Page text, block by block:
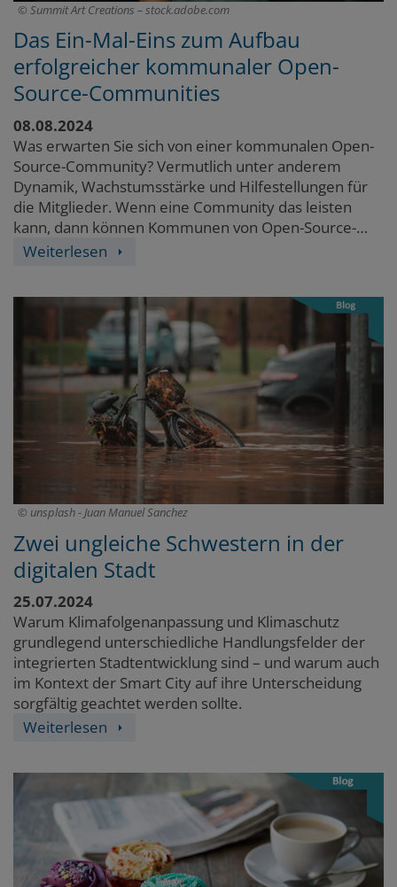
Summit Art Creations – stock.adobe.com
Das Ein-Mal-Eins zum Aufbau
erfolgreicher kommunaler Open-
Source-Communities
08.08.2024
Was erwarten Sie sich von einer kommunalen Open-
Source-Community? Vermutlich unter anderem
Dynamik, Wachstumsstärke und Hilfestellungen für
die Mitglieder. Wenn eine Community das leisten
kann, dann können Kommunen von Open-Source-
Communities enorm profitieren. Aber wie gelingt
Open-Source-Community erfordert daher eine klare
Strategie, klare Absprachen zur Zusammenarbeit und
klar abgestimmte Regelungen für bestimmte
Bereiche, um diesen Nutzen erfolgreich zu gestalten.
Wir zeigen, wie das aussehen kann.
Weiterlesen
unsplash - Juan Manuel Sanchez
Zwei ungleiche Schwestern in der
digitalen Stadt
25.07.2024
Warum Klimafolgenanpassung und Klimaschutz
grundlegend unterschiedliche Handlungsfelder der
integrierten Stadtentwicklung sind – und warum auch
im Kontext der Smart City auf ihre Unterscheidung
sorgfältig geachtet werden sollte.
Weiterlesen